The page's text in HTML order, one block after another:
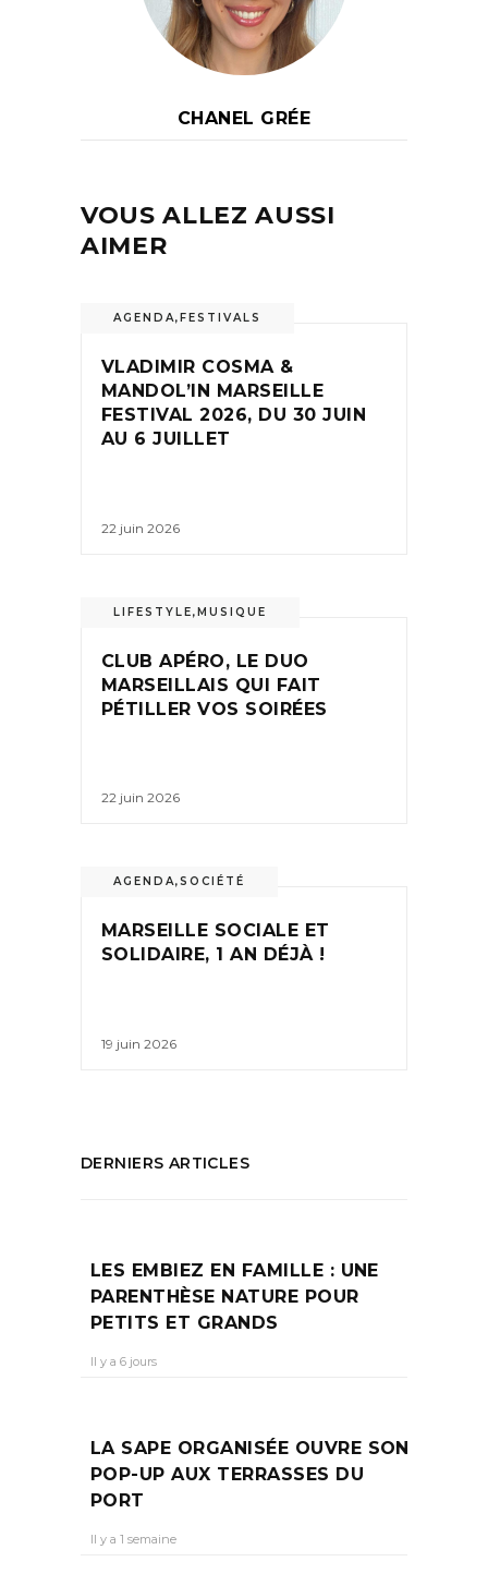
CHANEL GRÉE
VOUS ALLEZ AUSSI
AIMER
AGENDA, FESTIVALS
VLADIMIR COSMA &
MANDOL’IN MARSEILLE
FESTIVAL 2026, DU 30 JUIN
AU 6 JUILLET
22 juin 2026
LIFESTYLE,MUSIQUE
CLUB APÉRO, LE DUO
MARSEILLAIS QUI FAIT
PÉTILLER VOS SOIRÉES
22 juin 2026
AGENDA,SOCIÉTÉ
MARSEILLE SOCIALE ET
SOLIDAIRE, 1 AN DÉJÀ !
19 juin 2026
DERNIERS ARTICLES
LES EMBIEZ EN FAMILLE : UNE
PARENTHÈSE NATURE POUR
PETITS ET GRANDS
Il y a 6 jours
LA SAPE ORGANISÉE OUVRE SON
POP-UP AUX TERRASSES DU
PORT
Il y a 1 semaine